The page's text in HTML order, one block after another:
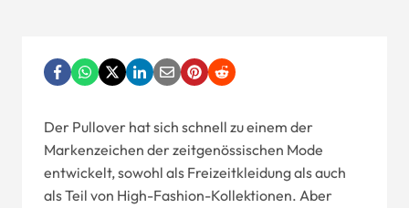
Der Pullover hat sich schnell zu einem der
Markenzeichen der zeitgenössischen Mode
entwickelt, sowohl als Freizeitkleidung als auch
als Teil von High-Fashion-Kollektionen. Aber